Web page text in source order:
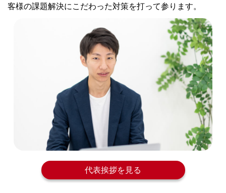
客様の課題解決にこだわった対策を打って参ります。
代表挨拶を見る